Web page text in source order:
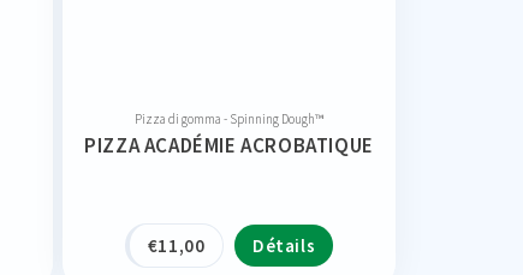
Pizza di gomma - Spinning Dough™
PIZZA ACADÉMIE ACROBATIQUE
€11,00 Détails